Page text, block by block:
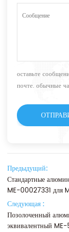
оставьте
почте. обычные
Предыдущий:
Стандартные
ME-00027331 для
Следующая :
Позолоченный
эквивалентный